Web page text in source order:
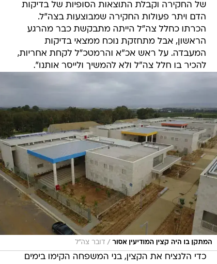
של החקירה וקבלת התוצאות הסופיות של בדיקות
הדם ויתר פעולות החקירה שמבוצעות בצה"ל.
הכרתו כחלל צה"ל הייתה מתבקשת כבר מהרגע
הראשון, אבל מתחזקת נוכח ממצאי בדיקות
המעבדה. על ראש אכ"א והרמטכ"ל לקחת אחריות,
להכיר בו חלל צה"ל ולא להמשיך ולייסר אותנו".
המתקן בו היה קצין המודיעין אסור / דובר צה"ל
כדי הלנציח את הקצין, בני המשפחה הקימו בימים